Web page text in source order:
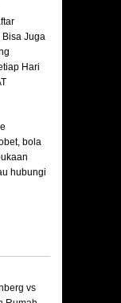
Bisa Juga
Hari
bola
hubungi
vs